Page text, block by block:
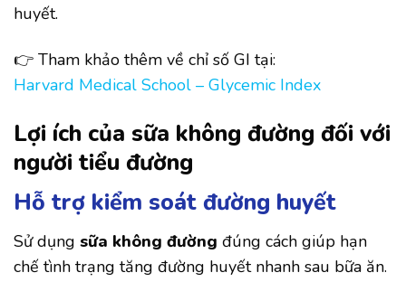
huyết.
👉 Tham khảo thêm về chỉ số GI tại:
Harvard Medical School – Glycemic Index
Lợi ích của sữa không đường đối với
người tiểu đường
Hỗ trợ kiểm soát đường huyết
Sử dụng sữa không đường đúng cách giúp hạn
chế tình trạng tăng đường huyết nhanh sau bữa ăn.